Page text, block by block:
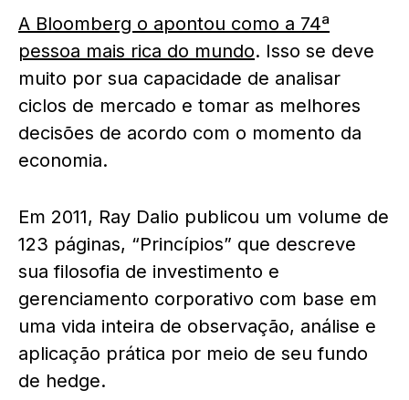
A Bloomberg o apontou como a 74ª
pessoa mais rica do mundo. Isso se deve
muito por sua capacidade de analisar
ciclos de mercado e tomar as melhores
decisões de acordo com o momento da
economia.
Em 2011, Ray Dalio publicou um volume de
123 páginas, “Princípios” que descreve
sua filosofia de investimento e
gerenciamento corporativo com base em
uma vida inteira de observação, análise e
aplicação prática por meio de seu fundo
de hedge.